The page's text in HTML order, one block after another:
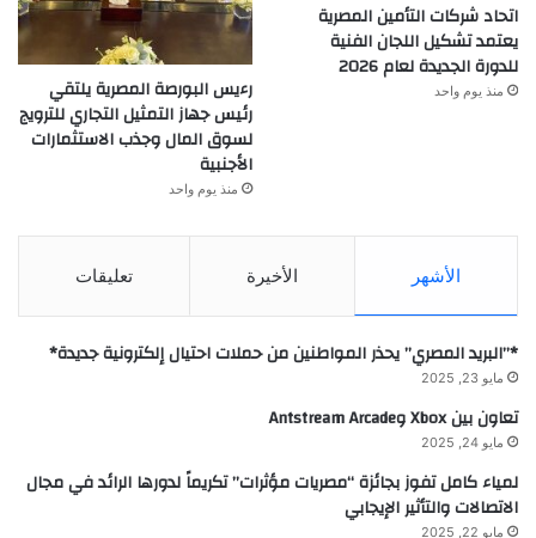
اتحاد شركات التأمين المصرية
يعتمد تشكيل اللجان الفنية
للدورة الجديدة لعام 2026
منذ يوم واحد
رءيس البورصة المصرية يلتقي
رئيس جهاز التمثيل التجاري للترويج
لسوق المال وجذب الاستثمارات
الأجنبية
منذ يوم واحد
الأشهر الأخيرة تعليقات
*”البريد المصري” يحذر المواطنين من حملات احتيال إلكترونية جديدة*
مايو 23, 2025
تعاون بين Xbox وAntstream Arcade
مايو 24, 2025
لمياء كامل تفوز بجائزة “مصريات مؤثرات” تكريماً لدورها الرائد في مجال
الاتصالات والتأثير الإيجابي
مايو 22, 2025